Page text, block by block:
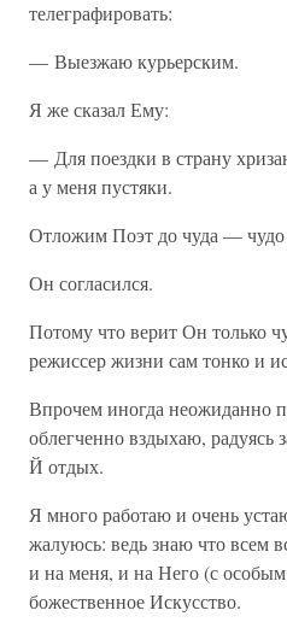
телеграфировать:
— Выезжаю курьерским.
Я же сказал Ему:
— Для поездки в страну
а у меня пустяки.
Отложим Поэт до чуда — чудо
Он согласился.
Потому что верит Он только
режиссер жизни сам тонко и
Впрочем иногда неожиданно
облегченно вздыхаю, радуясь
Й отдых.
Я много работаю и очень
жалуюсь: ведь знаю что всем
и на меня, и на Него (с
божественное Искусство.